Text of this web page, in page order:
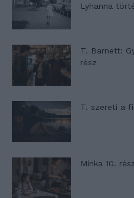
Lyhanna
T. Barnett:
rész
T. szereti a
Minka 10.